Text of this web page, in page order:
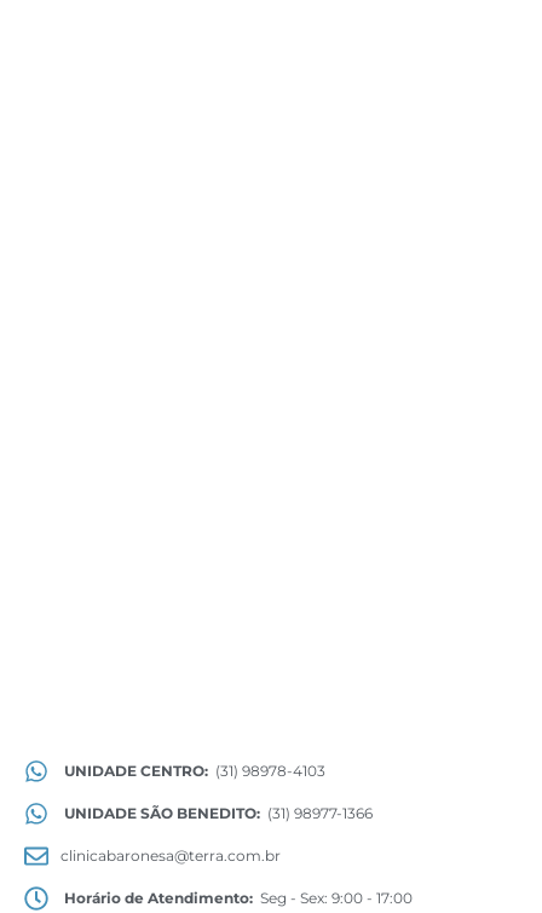
UNIDADE CENTRO: (31) 98978-4103
UNIDADE SÃO BENEDITO: (31) 98977-1366
clinicabaronesa@terra.com.br
Horário de Atendimento: Seg - Sex: 9:00 - 17:00